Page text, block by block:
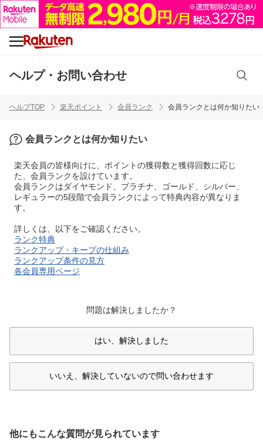
ヘルプ・お問い合わせ
ヘルプTOP 楽天ポイント 会員ランク 会員ランクとは何か知りたい
会員ランクとは何か知りたい
楽天会員の皆様向けに、ポイントの獲得数と獲得回数に応じ
た、会員ランクを設けています。
会員ランクはダイヤモンド、プラチナ、ゴールド、シルバー、
レギュラーの5段階で会員ランクによって特典内容が異なりま
す。
詳しくは、以下をご確認ください。
ランク特典
ランクアップ・キープの仕組み
ランクアップ条件の見方
各会員専用ページ
問題は解決しましたか？
はい、解決しました
いいえ、解決していないので問い合わせます
他にもこんな質問が見られています